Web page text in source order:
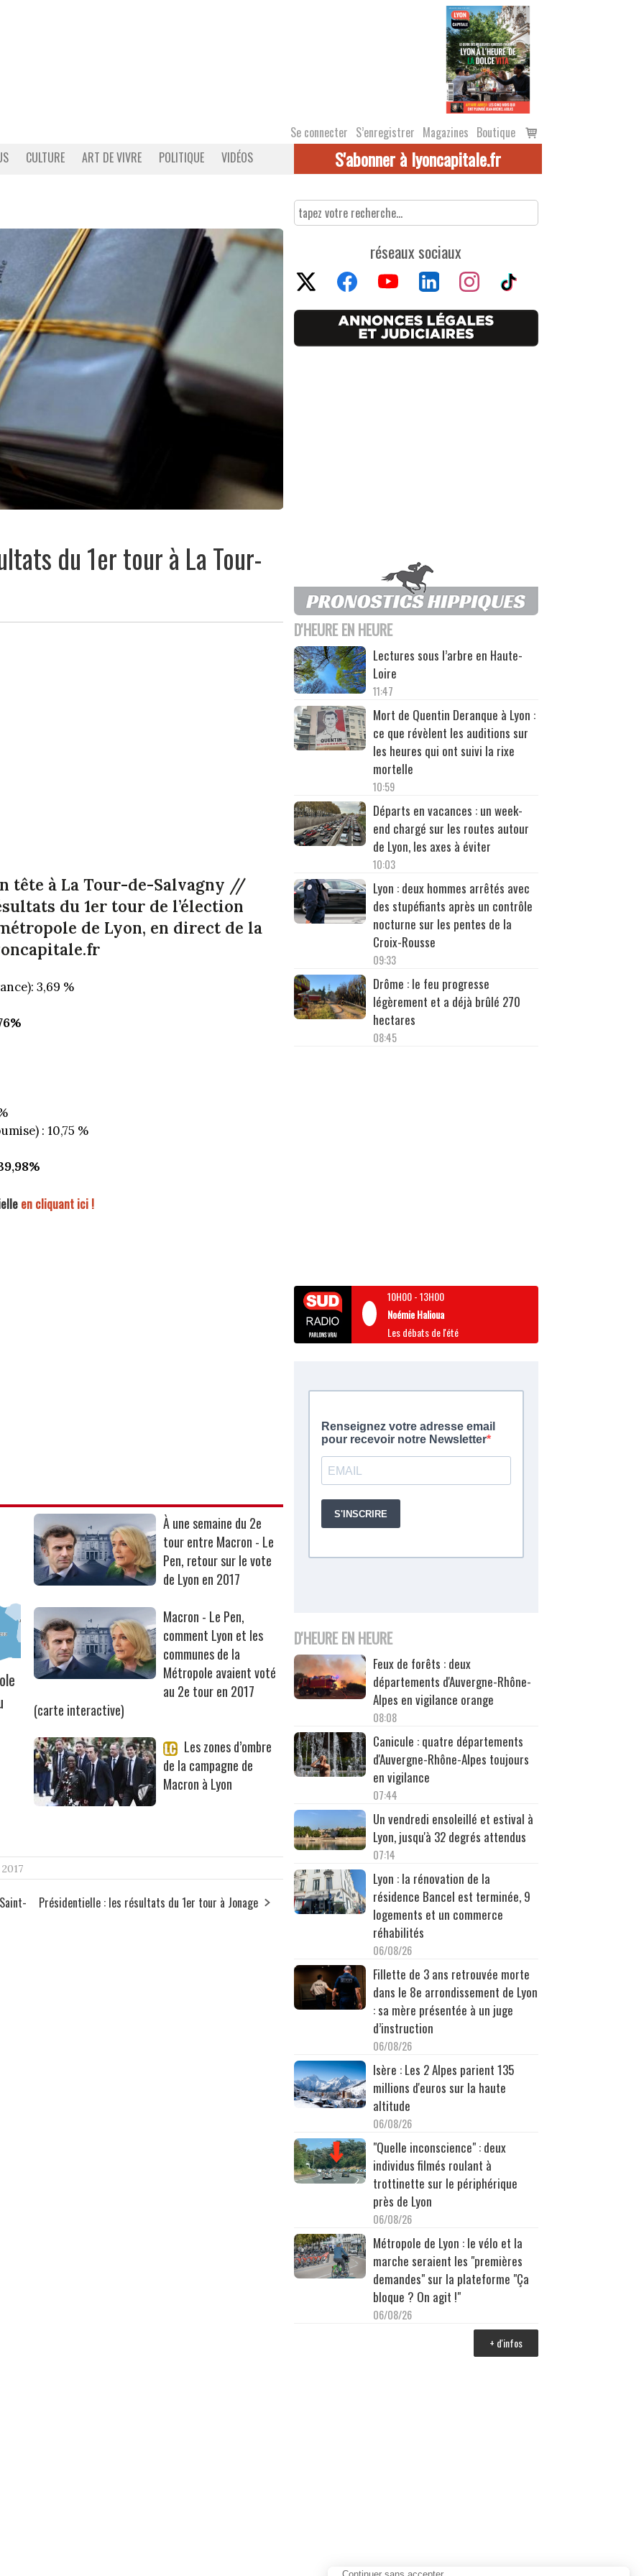
Se connecter S’enregistrer Magazines Boutique
Voir
le
CULTURE ART DE VIVRE POLITIQUE VIDÉOS S'abonner à lyoncapitale.fr
du 1er tour à La Tour-
tête à La Tour-de-Salvagny //
du 1er tour de l’élection
de Lyon, en direct de la
3,69 %
: 10,75 %
en cliquant ici !
À une semaine du 2e
tour entre Macron - Le
Pen, retour sur le vote
de Lyon en 2017
Macron - Le Pen,
comment Lyon et les
communes de la
Métropole avaient voté
au 2e tour en 2017
(carte interactive)
Les zones d’ombre
de la campagne de
Macron à Lyon
Présidentielle : les résultats du 1er tour à Jonage
réseaux sociaux
D'HEURE EN HEURE
Lectures sous l’arbre en Haute-
Loire
11:47
Mort de Quentin Deranque à Lyon :
ce que révèlent les auditions sur
les heures qui ont suivi la rixe
mortelle
10:59
Départs en vacances : un week-
end chargé sur les routes autour
de Lyon, les axes à éviter
10:03
Lyon : deux hommes arrêtés avec
des stupéfiants après un contrôle
nocturne sur les pentes de la
Croix-Rousse
09:33
Drôme : le feu progresse
légèrement et a déjà brûlé 270
hectares
08:45
10H00-13H00
Noémie Halioua
Les débats de l'été
D'HEURE EN HEURE
Feux de forêts : deux
départements d'Auvergne-Rhône-
Alpes en vigilance orange
08:08
Canicule : quatre départements
d'Auvergne-Rhône-Alpes toujours
en vigilance
07:44
Un vendredi ensoleillé et estival à
Lyon, jusqu'à 32 degrés attendus
07:14
Lyon : la rénovation de la
résidence Bancel est terminée, 9
logements et un commerce
réhabilités
06/08/26
Fillette de 3 ans retrouvée morte
dans le 8e arrondissement de Lyon
: sa mère présentée à un juge
d’instruction
06/08/26
Isère : Les 2 Alpes parient 135
millions d'euros sur la haute
altitude
06/08/26
"Quelle inconscience" : deux
individus filmés roulant à
trottinette sur le périphérique
près de Lyon
06/08/26
Métropole de Lyon : le vélo et la
marche seraient les "premières
demandes" sur la plateforme "Ça
bloque ? On agit !"
06/08/26
+ d'infos